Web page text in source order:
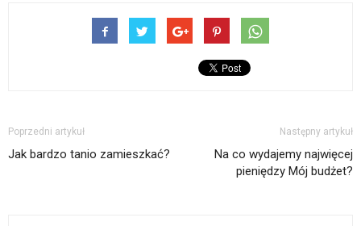
Poprzedni artykuł
Jak bardzo tanio zamieszkać?
Następny artykuł
Na co wydajemy najwięcej
pieniędzy Mój budżet?